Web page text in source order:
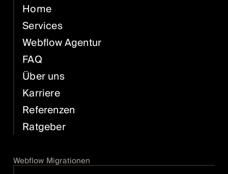
Home
Services
Webflow Agentur
FAQ
Über uns
Karriere
Referenzen
Ratgeber
Webflow Migrationen